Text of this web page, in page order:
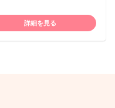
詳細を見る